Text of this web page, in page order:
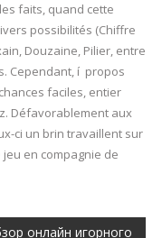
faits, quand cette
possibilités (Chiffre
Douzaine, Pilier, entre
Cependant, í propos
faciles, entier
Défavorablement aux
ci un brin travaillent sur
en compagnie de
онлайн игорного